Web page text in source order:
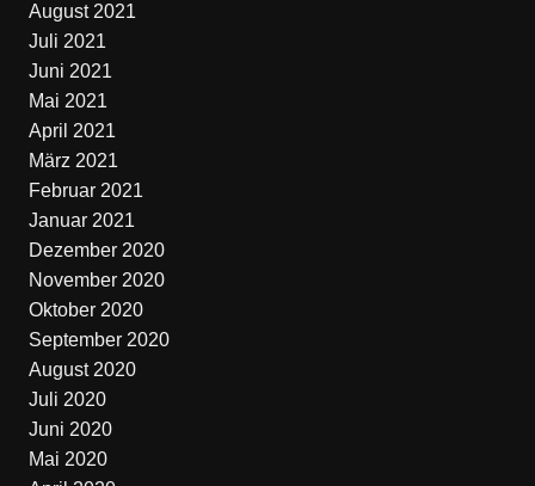
August 2021
Juli 2021
Juni 2021
Mai 2021
April 2021
März 2021
Februar 2021
Januar 2021
Dezember 2020
November 2020
Oktober 2020
September 2020
August 2020
Juli 2020
Juni 2020
Mai 2020